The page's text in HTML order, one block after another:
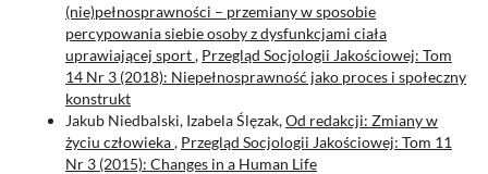
(nie)pełnosprawności – przemiany w sposobie
percypowania siebie osoby z dysfunkcjami ciała
uprawiającej sport, Przegląd Socjologii Jakościowej: Tom
14 Nr 3 (2018): Niepełnosprawność jako proces i społeczny
konstrukt
Jakub Niedbalski, Izabela Ślęzak,Od redakcji: Zmiany w
życiu człowieka, Przegląd Socjologii Jakościowej: Tom 11
Nr 3 (2015): Changes in a Human Life